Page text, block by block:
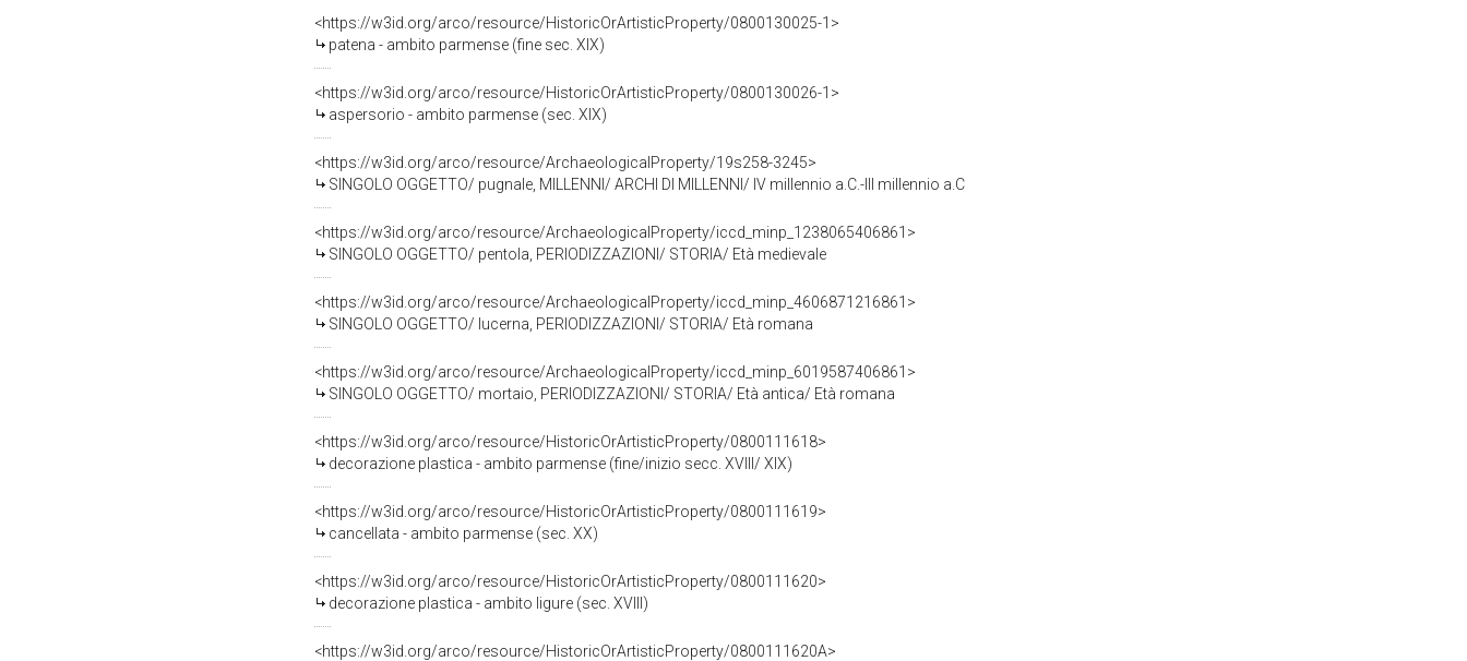
<https://w3id.org/arco/resource/HistoricOrArtisticProperty/0800130025-1>
patena - ambito parmense (fine sec. XIX)
<https://w3id.org/arco/resource/HistoricOrArtisticProperty/0800130026-1>
aspersorio - ambito parmense (sec. XIX)
<https://w3id.org/arco/resource/ArchaeologicalProperty/19s258-3245>
SINGOLO OGGETTO/ pugnale, MILLENNI/ ARCHI DI MILLENNI/ IV millennio a.C.-III millennio a.C
<https://w3id.org/arco/resource/ArchaeologicalProperty/iccd_minp_1238065406861>
SINGOLO OGGETTO/ pentola, PERIODIZZAZIONI/ STORIA/ Età medievale
<https://w3id.org/arco/resource/ArchaeologicalProperty/iccd_minp_4606871216861>
SINGOLO OGGETTO/ lucerna, PERIODIZZAZIONI/ STORIA/ Età romana
<https://w3id.org/arco/resource/ArchaeologicalProperty/iccd_minp_6019587406861>
SINGOLO OGGETTO/ mortaio, PERIODIZZAZIONI/ STORIA/ Età antica/ Età romana
<https://w3id.org/arco/resource/HistoricOrArtisticProperty/0800111618>
decorazione plastica - ambito parmense (fine/inizio secc. XVIII/ XIX)
<https://w3id.org/arco/resource/HistoricOrArtisticProperty/0800111619>
cancellata - ambito parmense (sec. XX)
<https://w3id.org/arco/resource/HistoricOrArtisticProperty/0800111620>
decorazione plastica - ambito ligure (sec. XVIII)
<https://w3id.org/arco/resource/HistoricOrArtisticProperty/0800111620A>